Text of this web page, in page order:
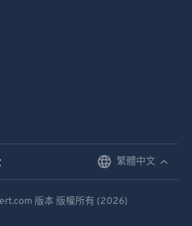
繁體中文
版本 版權所有 (2026)